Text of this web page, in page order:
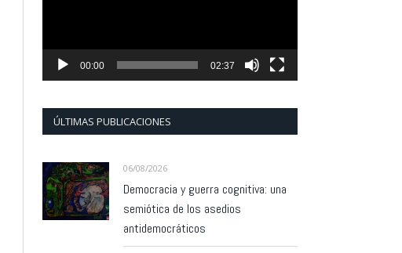
00:00 02:37
ÚLTIMAS PUBLICACIONES
06/08/2026
Democracia y guerra cognitiva: una
semiótica de los asedios
antidemocráticos